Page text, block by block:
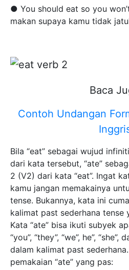
● You should eat so you
makan supaya kamu tidak
Baca
Contoh Undangan
Bila “eat” sebagai wujud
dari kata tersebut, “ate”
2 (V2) dari kata “eat”. Ingat
kamu jangan memakainya
tense. Bukannya, kata ini
kalimat past sederhana tense
Kata “ate” bisa ikuti subyek
“you”, “they”, “we”, he”,
dalam kalimat past
pemakaian “ate” yang pas: